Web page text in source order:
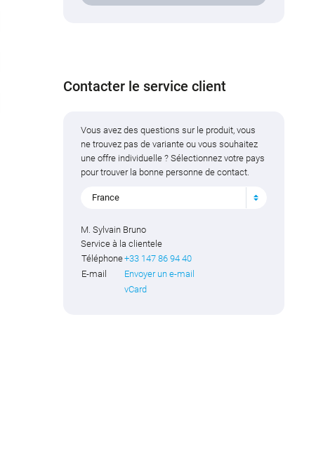
Contacter le service client
Vous avez des questions sur le produit, vous
ne trouvez pas de variante ou vous souhaitez
une offre individuelle ? Sélectionnez votre pays
pour trouver la bonne personne de contact.
France
M. Sylvain Bruno
Service à la clientele
Téléphone+33 147 86 94 40
E-mail
Envoyer un e-mail
vCard